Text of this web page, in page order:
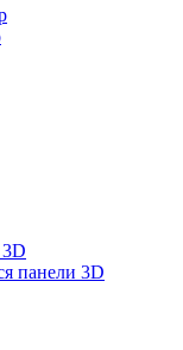
панели 3D